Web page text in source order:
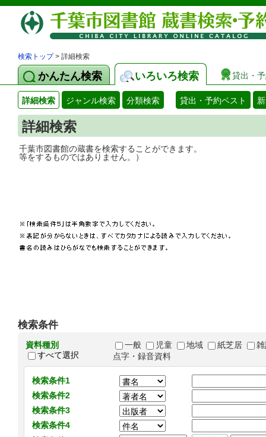
検索トップ> 詳細検索
かんたん検索 いろいろ検索 貸出・
詳細検索 ジャンル検索 分類検索 貸出・予約ベスト
詳細検索
千葉市図書館の蔵書を検索することがで
等をするものではありません。）
検索条件
資料種別
すべて選択
一般 児童 地域 紙芝居
点字・録音資料
検索条件1
検索条件2
検索条件3
検索条件4